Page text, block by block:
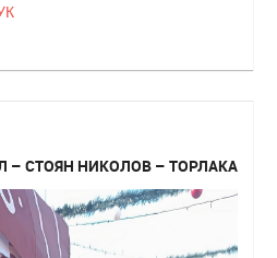
– СТОЯН НИКОЛОВ – ТОРЛАКА